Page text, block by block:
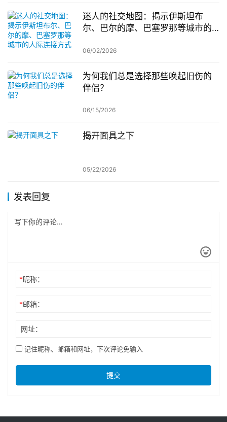
迷人的社交地图：揭示伊斯坦布
尔、巴尔的摩、巴塞罗那等城市的
06/02/2026
为何我们总是选择那些唤起旧伤的
伴侣？
06/15/2026
揭开面具之下
05/22/2026
发表回复
*昵称：
*邮箱：
网址：
记住昵称、邮箱和网址，下次评论免输入
提交